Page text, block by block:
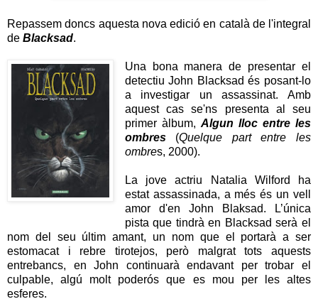
Repassem doncs aquesta nova edició en català de l'integral
de Blacksad.
Una bona manera de presentar el
detectiu John Blacksad és posant-lo
a investigar un assassinat. Amb
aquest cas se'ns presenta al seu
primer àlbum,Algun lloc entre les
ombres(Quelque part entre les
ombres, 2000).
La jove actriu Natalia Wilford ha
estat assassinada, a més és un vell
amor d'en John Blaksad. L’única
pista que tindrà en Blacksad serà el
nom del seu últim amant, un nom que el portarà a ser
estomacat i rebre tirotejos, però malgrat tots aquests
entrebancs, en John continuarà endavant per trobar el
culpable, algú molt poderós que es mou per les altes
esferes.